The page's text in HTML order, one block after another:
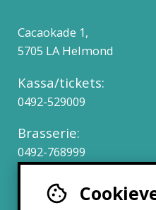
Cacaokade 1,
5705 LA Helmond
Kassa/tickets:
0492-529009
Brasserie:
0492-768999
Werken bij